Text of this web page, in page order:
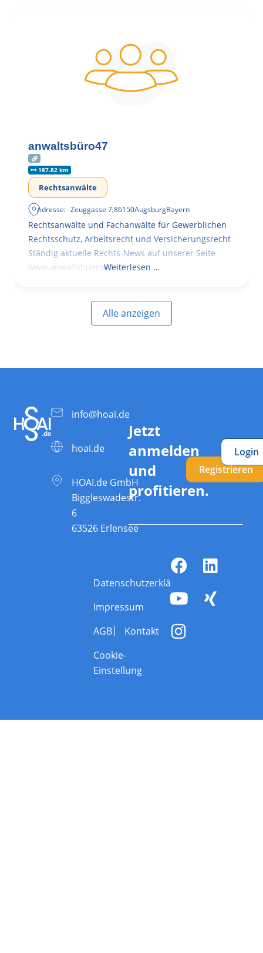
anwaltsbüro47
187.82 km
Rechtsanwälte
Adresse: Zeuggasse 7,86150AugsburgBayern
Rechtsanwälte und Fachanwälte für Gewerblichen
Rechtsschutz, Arbeitsrecht und Versicherungsrecht
Ständig aktuelle Rechts-News auf unserer Seite
www.anwaltsbuero47.deWeiterlesen …
Alle anzeigen
info@hoai.de
hoai.de
HOAI.de GmbH
Biggleswadestr.
6
63526 Erlensee
Jetzt
anmelden
und
profitieren.
Registrieren
Login
Datenschutzerklärung
Impressum
AGB
Kontakt
Cookie-
Einstellung